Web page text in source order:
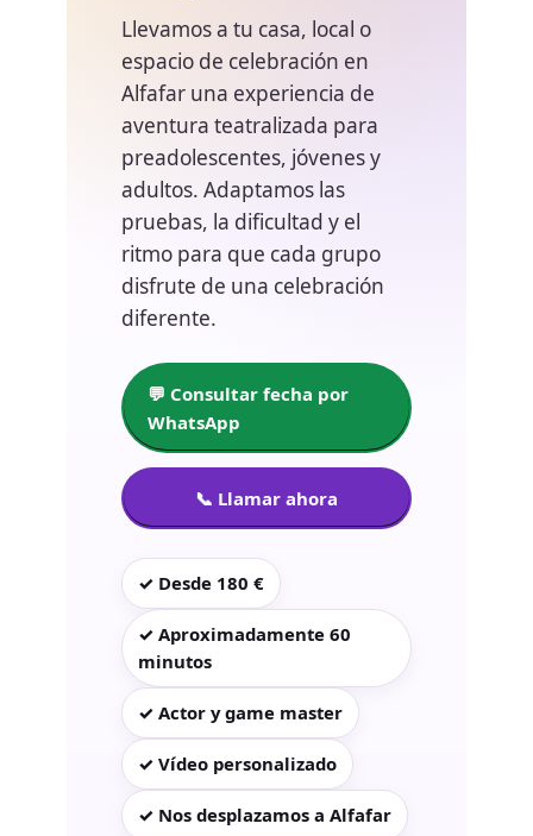
Llevamos a tu casa, local o
espacio de celebración en
Alfafar una experiencia de
aventura teatralizada para
preadolescentes, jóvenes y
adultos. Adaptamos las
pruebas, la dificultad y el
ritmo para que cada grupo
disfrute de una celebración
diferente.
💬 Consultar fecha por
WhatsApp
📞 Llamar ahora
✓ Desde 180 €
✓ Aproximadamente 60
minutos
✓ Actor y game master
✓ Vídeo personalizado
✓ Nos desplazamos a Alfafar